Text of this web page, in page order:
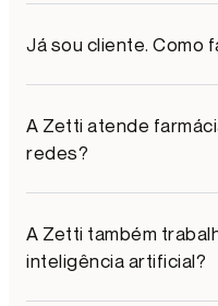
Já sou cliente. Como
A Zetti atende
redes?
A Zetti também
inteligência artificial?